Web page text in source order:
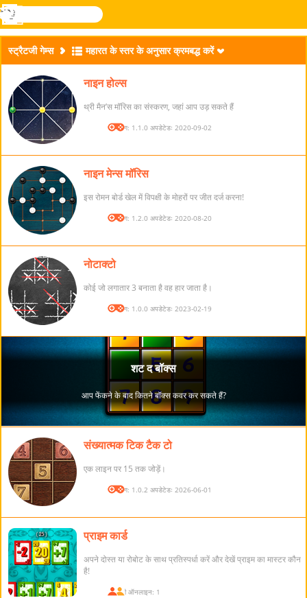
Novel
खोजे
लॉग
मेनू
स्ट्रैटजी गेम्स महारत के स्तर के अनुसार क्रमबद्ध करें
नाइन होल्स
थ्री मैन’स मॉरिस का संस्करण, जहां आप उड़ सकते हैं
संस्करण: 1.1.0 अपडेटेडः 2020-09-02
नाइन मेन्स मॉरिस
इस रोमन बोर्ड खेल में विपक्षी के मोहरों पर जीत दर्ज करना!
संस्करण: 1.2.0 अपडेटेडः 2020-08-20
नोटाक्टो
कोई जो लगातार 3 बनाता है वह हार जाता है।
संस्करण: 1.0.0 अपडेटेडः 2023-02-19
संख्यात्मक टिक टैक टो
एक लाइन पर 15 तक जोड़ें।
संस्करण: 1.0.2 अपडेटेडः 2026-06-01
प्राइम कार्ड
अपने दोस्त या रोबोट के साथ प्रतिस्पर्धा करें और देखें प्राइम का मास्टर कौन
है!
खिलाड़ी ऑनलाइन: 1